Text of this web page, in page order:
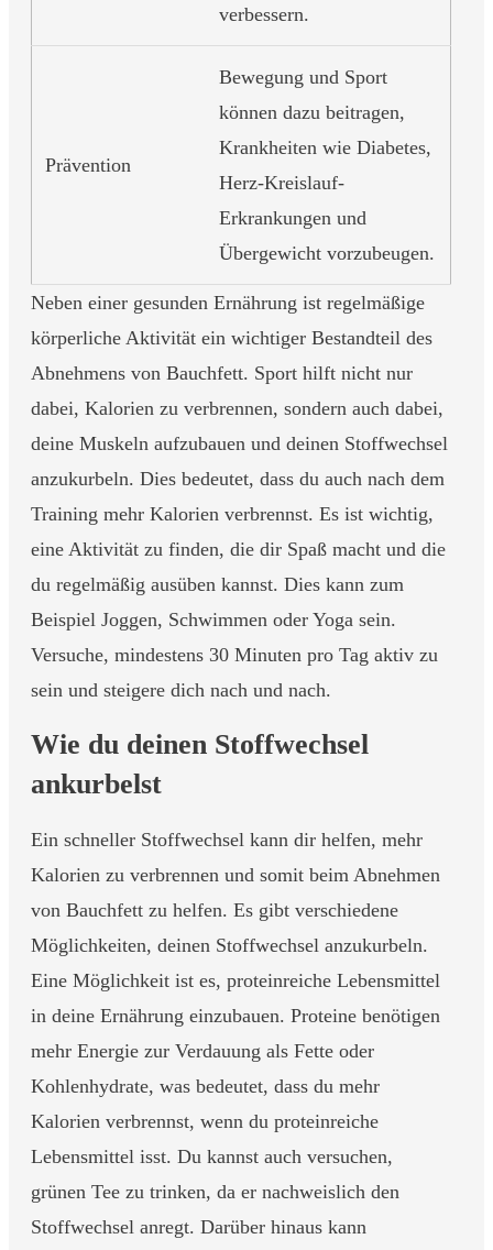
verbessern.
Prävention
Bewegung und Sport
können dazu beitragen,
Krankheiten wie Diabetes,
Herz-Kreislauf-
Erkrankungen und
Übergewicht vorzubeugen.
Neben einer gesunden Ernährung ist regelmäßige
körperliche Aktivität ein wichtiger Bestandteil des
Abnehmens von Bauchfett. Sport hilft nicht nur
dabei, Kalorien zu verbrennen, sondern auch dabei,
deine Muskeln aufzubauen und deinen Stoffwechsel
anzukurbeln. Dies bedeutet, dass du auch nach dem
Training mehr Kalorien verbrennst. Es ist wichtig,
eine Aktivität zu finden, die dir Spaß macht und die
du regelmäßig ausüben kannst. Dies kann zum
Beispiel Joggen, Schwimmen oder Yoga sein.
Versuche, mindestens 30 Minuten pro Tag aktiv zu
sein und steigere dich nach und nach.
Wie du deinen Stoffwechsel
ankurbelst
Ein schneller Stoffwechsel kann dir helfen, mehr
Kalorien zu verbrennen und somit beim Abnehmen
von Bauchfett zu helfen. Es gibt verschiedene
Möglichkeiten, deinen Stoffwechsel anzukurbeln.
Eine Möglichkeit ist es, proteinreiche Lebensmittel
in deine Ernährung einzubauen. Proteine benötigen
mehr Energie zur Verdauung als Fette oder
Kohlenhydrate, was bedeutet, dass du mehr
Kalorien verbrennst, wenn du proteinreiche
Lebensmittel isst. Du kannst auch versuchen,
grünen Tee zu trinken, da er nachweislich den
Stoffwechsel anregt. Darüber hinaus kann